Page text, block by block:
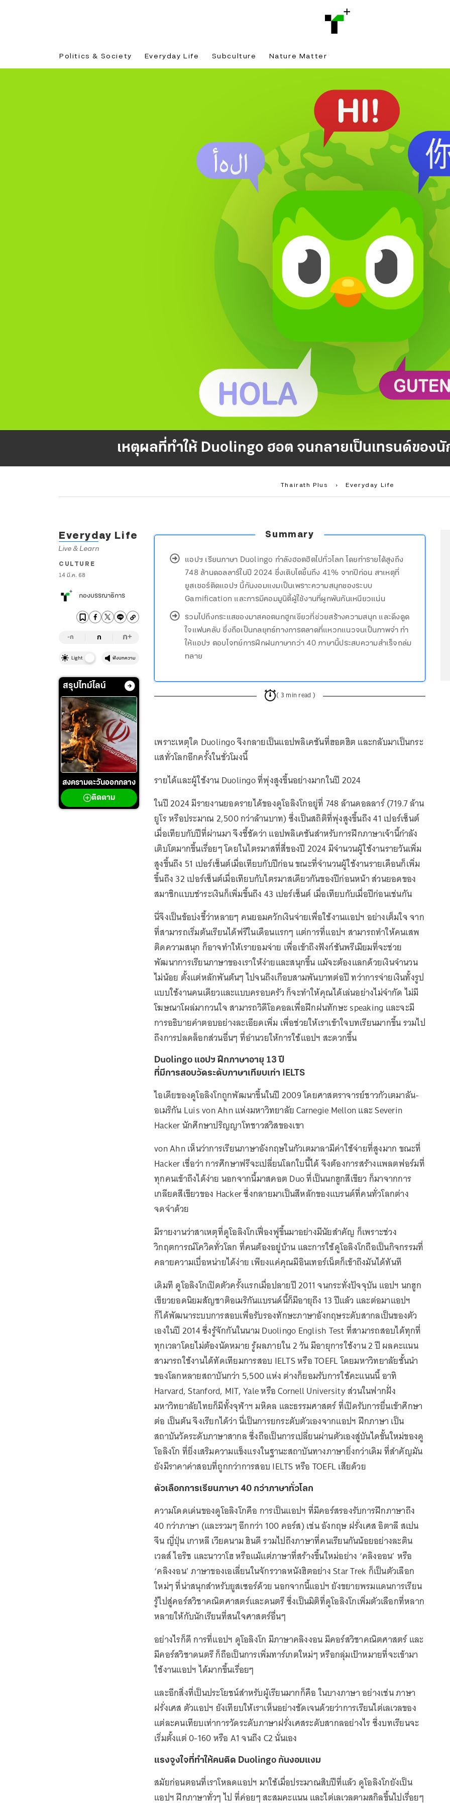
Politics & Society Everyday Life Subculture Nature Matter
เหตุผลที่ทำให้ Duolingo ฮอต จนกลายเป็นเทรนด์ของนั
Thairath Plus › Everyday Life
Everyday Life
Live & Learn
CULTURE
14 มี.ค. 68
กองบรรณาธิการ
-ก ก ก+
Light ฟังบทความ
สรุปไทม์ไลน์
สงครามตะวันออกกลาง
ติดตาม
Summary
แอปฯ เรียนภาษา Duolingo กำลังฮอตฮิตไปทั่วโลก โดยทำรายได้สูงถึง
748 ล้านดอลลาร์ในปี 2024 ซึ่งเติบโตขึ้นถึง 41% จากปีก่อน สาเหตุที่
ยูสเซอร์ติดแอปฯ นี้กันงอมแงมเป็นเพราะความสนุกของระบบ
Gamification และการมีคอมมูนิตี้ผู้ใช้งานที่ผูกพันกันเหนียวแน่น
รวมไปถึงกระแสของมาสคอตนกฮูกเขียวที่ช่วยสร้างความสนุก และดึงดูด
ใจแฟนคลับ ซึ่งถือเป็นกลยุทธ์ทางการตลาดที่แหวกแนวจนเป็นภาพจำ ทำ
ให้แอปฯ ตอบโจทย์การฝึกฝนภาษากว่า 40 ภาษานี้ประสบความสำเร็จถล่ม
ทลาย
( 3 min read )
เพราะเหตุใด Duolingo จึงกลายเป็นแอปพลิเคชันที่ฮอตฮิต และกลับมาเป็นกระ
แสทั่วโลกอีกครั้งในชั่วโมงนี้
รายได้และผู้ใช้งาน Duolingo ที่พุ่งสูงขึ้นอย่างมากในปี 2024
ในปี 2024 มีรายงานยอดรายได้ของดูโอลิงโกอยู่ที่ 748 ล้านดอลลาร์ (719.7 ล้าน
ยูโร หรือประมาณ 2,500 กว่าล้านบาท) ซึ่งเป็นสถิติที่พุ่งสูงขึ้นถึง 41 เปอร์เซ็นต์
เมื่อเทียบกับปีที่ผ่านมา จึงชี้ชัดว่า แอปพลิเคชันสำหรับการฝึกภาษาเจ้านี้กำลัง
เติบโตมากขึ้นเรื่อยๆ โดยในไตรมาสที่สี่ของปี 2024 มีจำนวนผู้ใช้งานรายวันเพิ่ม
สูงขึ้นถึง 51 เปอร์เซ็นต์เมื่อเทียบกับปีก่อน ขณะที่จำนวนผู้ใช้งานรายเดือนก็เพิ่ม
ขึ้นถึง 32 เปอร์เซ็นต์เมื่อเทียบกับไตรมาสเดียวกันของปีก่อนหน้า ส่วนยอดของ
สมาชิกแบบชำระเงินก็เพิ่มขึ้นถึง 43 เปอร์เซ็นต์ เมื่อเทียบกับเมื่อปีก่อนเช่นกัน
นี่จึงเป็นข้อบ่งชี้ว่าหลายๆ คนยอมควักเงินจ่ายเพื่อใช้งานแอปฯ อย่างเต็มใจ จาก
ที่สามารถเริ่มต้นเรียนได้ฟรีในเดือนแรกๆ แต่การที่แอปฯ สามารถทำให้คนเสพ
ติดความสนุก ก็อาจทำให้เรายอมจ่าย เพื่อเข้าถึงฟังก์ชันพรีเมียมที่จะช่วย
พัฒนาการเรียนภาษาของเราให้ง่ายและสนุกขึ้น แม้จะต้องแลกด้วยเงินจำนวน
ไม่น้อย ตั้งแต่หลักพันต้นๆ ไปจนถึงเกือบสามพันบาทต่อปี ทว่าการจ่ายเงินทั้งรูป
แบบใช้งานคนเดียวและแบบครอบครัว ก็จะทำให้คุณได้เล่นอย่างไม่จำกัด ไม่มี
โฆษณาโผล่มากวนใจ สามารถวิดีโอคอลเพื่อฝึกฝนทักษะ speaking และจะมี
การอธิบายคำตอบอย่างละเอียดเพิ่ม เพื่อช่วยให้เราเข้าใจบทเรียนมากขึ้น รวมไป
ถึงการปลดล็อกส่วนอื่นๆ ที่อำนวยให้การใช้แอปฯ สะดวกขึ้น
Duolingo แอปฯ ฝึกภาษาอายุ 13 ปี
ที่มีการสอบวัดระดับภาษาเทียบเท่า IELTS
ไอเดียของดูโอลิงโกถูกพัฒนาขึ้นในปี 2009 โดยศาสตราจารย์ชาวกัวเตมาลัน-
อเมริกัน Luis von Ahn แห่งมหาวิทยาลัย Carnegie Mellon และ Severin
Hacker นักศึกษาปริญญาโทชาวสวิสของเขา
von Ahn เห็นว่าการเรียนภาษาอังกฤษในกัวเตมาลามีค่าใช้จ่ายที่สูงมาก ขณะที่
Hacker เชื่อว่า การศึกษาฟรีจะเปลี่ยนโลกใบนี้ได้ จึงต้องการสร้างแพลตฟอร์มที่
ทุกคนเข้าถึงได้ง่าย นอกจากนี้มาสคอต Duo ที่เป็นนกฮูกสีเขียว ก็มาจากการ
เกลียดสีเขียวของ Hacker ซึ่งกลายมาเป็นสีหลักของแบรนด์ที่คนทั่วโลกต่าง
จดจำด้วย
มีรายงานว่าสาเหตุที่ดูโอลิงโกเฟื่องฟูขึ้นมาอย่างมีนัยสำคัญ ก็เพราะช่วง
วิกฤตการณ์โควิดทั่วโลก ที่คนต้องอยู่บ้าน และการใช้ดูโอลิงโกถือเป็นกิจกรรมที่
คลายความเบื่อหน่ายได้ง่าย เพียงแค่คุณมีอินเทอร์เน็ตก็เข้าถึงมันได้ทันที
เดิมที ดูโอลิงโกเปิดตัวครั้งแรกเมื่อปลายปี 2011 จนกระทั่งปัจจุบัน แอปฯ นกฮูก
เขียวยอดนิยมสัญชาติอเมริกันแบรนด์นี้ก็มีอายุถึง 13 ปีแล้ว และต่อมาแอปฯ
ก็ได้พัฒนาระบบการสอบเพื่อรับรองทักษะภาษาอังกฤษระดับสากลเป็นของตัว
เองในปี 2014 ซึ่งรู้จักกันในนาม Duolingo English Test ที่สามารถสอบได้ทุกที่
ทุกเวลาโดยไม่ต้องนัดหมาย รู้ผลภายใน 2 วัน มีอายุการใช้งาน 2 ปี ผลคะแนน
สามารถใช้งานได้ทัดเทียมการสอบ IELTS หรือ TOEFL โดยมหาวิทยาลัยชั้นนำ
ของโลกหลายสถาบันกว่า 5,500 แห่ง ต่างก็ยอมรับการใช้คะแนนนี้ อาทิ
Harvard, Stanford, MIT, Yale หรือ Cornell University ส่วนในฟากฝั่ง
มหาวิทยาลัยไทยก็มีทั้งจุฬาฯ มหิดล และธรรมศาสตร์ ที่เปิดรับการยื่นเข้าศึกษา
ต่อ เป็นต้น จึงเรียกได้ว่า นี่เป็นการยกระดับตัวเองจากแอปฯ ฝึกภาษา เป็น
สถาบันวัดระดับภาษาสากล ซึ่งถือเป็นการเปลี่ยนผ่านตัวเองสู่บันไดขั้นใหม่ของดู
โอลิงโก ที่ยิ่งเสริมความแข็งแรงในฐานะสถาบันทางภาษายิ่งกว่าเดิม ที่สำคัญมัน
ยังมีราคาค่าสอบที่ถูกกว่าการสอบ IELTS หรือ TOEFL เสียด้วย
ตัวเลือกการเรียนภาษา 40 กว่าภาษาทั่วโลก
ความโดดเด่นของดูโอลิงโกคือ การเป็นแอปฯ ที่มีคอร์สรองรับการฝึกภาษาถึง
40 กว่าภาษา (และรวมๆ อีกกว่า 100 คอร์ส) เช่น อังกฤษ ฝรั่งเศส อิตาลี สเปน
จีน ญี่ปุ่น เกาหลี เวียดนาม ฮินดี รวมไปถึงภาษาที่คนเรียนกันน้อยอย่างละติน
เวลส์ ไอริช และนาวาโฮ หรือแม้แต่ภาษาที่สร้างขึ้นใหม่อย่าง ‘คลิงออน’ หรือ
‘คลิงงอน’ ภาษาของเอเลี่ยนในจักรวาลหนังฮิตอย่าง Star Trek ก็เป็นตัวเลือก
ใหม่ๆ ที่น่าสนุกสำหรับยูสเซอร์ด้วย นอกจากนี้แอปฯ ยังขยายพรมแดนการเรียน
รู้ไปสู่คอร์สวิชาคณิตศาสตร์และดนตรี ซึ่งเป็นมิติที่ดูโอลิงโกเพิ่มตัวเลือกที่หลาก
หลายให้กับนักเรียนที่สนใจศาสตร์อื่นๆ
อย่างไรก็ดี การที่แอปฯ ดูโอลิงโก มีภาษาคลิงงอน มีคอร์สวิชาคณิตศาสตร์ และ
มีคอร์สวิชาดนตรี ก็ถือเป็นการเพิ่มทาร์เกตใหม่ๆ หรือกลุ่มเป้าหมายที่จะเข้ามา
ใช้งานแอปฯ ได้มากขึ้นเรื่อยๆ
และอีกสิ่งที่เป็นประโยชน์สำหรับผู้เรียนมากก็คือ ในบางภาษา อย่างเช่น ภาษา
ฝรั่งเศส ตัวแอปฯ ยังเทียบให้เราเห็นอย่างชัดเจนด้วยว่าการเรียนไต่เลเวลของ
แต่ละคนเทียบเท่าการวัดระดับภาษาฝรั่งเศสระดับสากลอย่างไร ซึ่งบทเรียนจะ
เริ่มตั้งแต่ 0-160 หรือ A1 จนถึง C2 นั่นเอง
แรงจูงใจที่ทำให้คนติด Duolingo กันงอมแงม
สมัยก่อนตอนที่เราโหลดแอปฯ มาใช้เมื่อประมาณสิบปีที่แล้ว ดูโอลิงโกยังเป็น
แอปฯ ฝึกภาษาทั่วๆ ไป ที่ค่อยๆ สะสมคะแนน และไต่เลเวลตามสกิลขึ้นไปเรื่อยๆ